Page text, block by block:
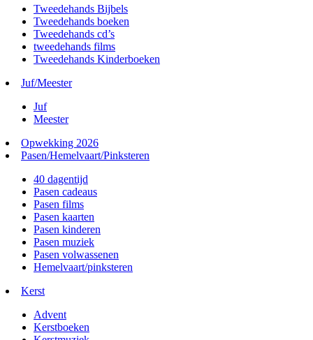
Tweedehands Bijbels
Tweedehands boeken
Tweedehands cd’s
tweedehands films
Tweedehands Kinderboeken
Juf/Meester
Juf
Meester
Opwekking 2026
Pasen/Hemelvaart/Pinksteren
40 dagentijd
Pasen cadeaus
Pasen films
Pasen kaarten
Pasen kinderen
Pasen muziek
Pasen volwassenen
Hemelvaart/pinksteren
Kerst
Advent
Kerstboeken